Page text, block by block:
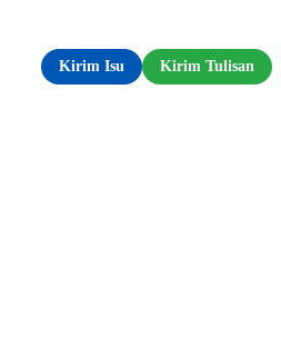
Kirim Isu
Kirim Tulisan